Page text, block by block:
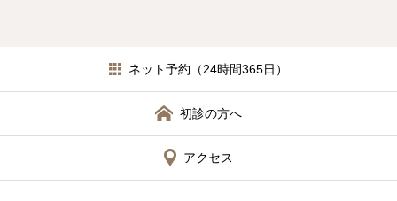
ネット予約（24時間365日）
初診の方へ
アクセス